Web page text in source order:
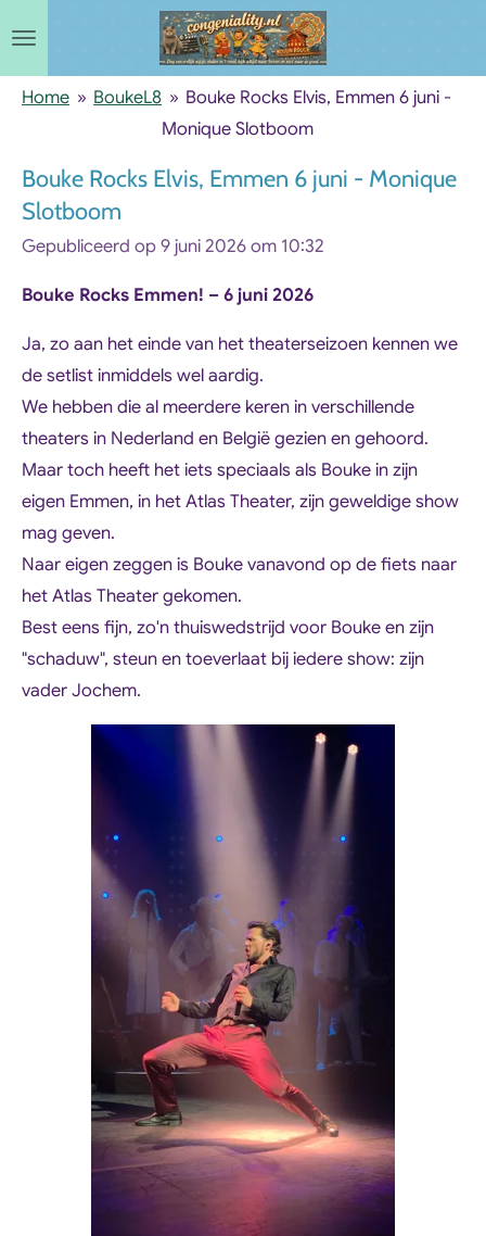
naar
Home » BoukeL8 » Bouke Rocks Elvis, Emmen 6 juni -
Monique Slotboom
Bouke Rocks Elvis, Emmen 6 juni - Monique
Slotboom
Gepubliceerd op 9 juni 2026 om 10:32
Bouke Rocks Emmen! – 6 juni 2026
Ja, zo aan het einde van het theaterseizoen kennen we
de setlist inmiddels wel aardig.
We hebben die al meerdere keren in verschillende
theaters in Nederland en België gezien en gehoord.
Maar toch heeft het iets speciaals als Bouke in zijn
eigen Emmen, in het Atlas Theater, zijn geweldige show
mag geven.
Naar eigen zeggen is Bouke vanavond op de fiets naar
het Atlas Theater gekomen.
Best eens fijn, zo'n thuiswedstrijd voor Bouke en zijn
"schaduw", steun en toeverlaat bij iedere show: zijn
vader Jochem.